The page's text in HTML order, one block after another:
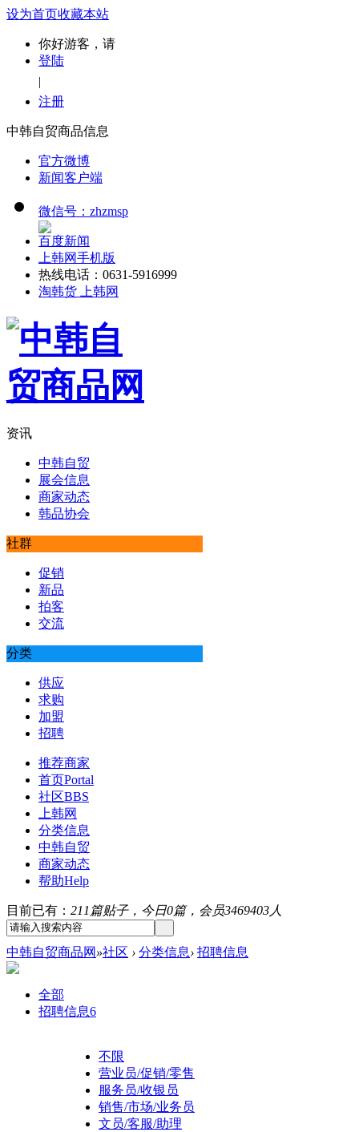
设为首页收藏本站
你好游客，请
登陆
|
注册
中韩自贸商品信息
官方微博
新闻客户端
微信号：zhzmsp
百度新闻
上韩网手机版
热线电话：0631-5916999
淘韩货 上韩网
资讯
中韩自贸
展会信息
商家动态
韩品协会
社群
促销
新品
拍客
交流
分类
供应
求购
加盟
招聘
推荐商家
首页Portal
社区BBS
上韩网
分类信息
中韩自贸
商家动态
帮助Help
目前已有： 211篇贴子，今日0篇，会员3469403人
中韩自贸商品网 »社区 › 分类信息› 招聘信息
全部
招聘信息6
不限
营业员/促销/零售
服务员/收银员
销售/市场/业务员
文员/客服/助理